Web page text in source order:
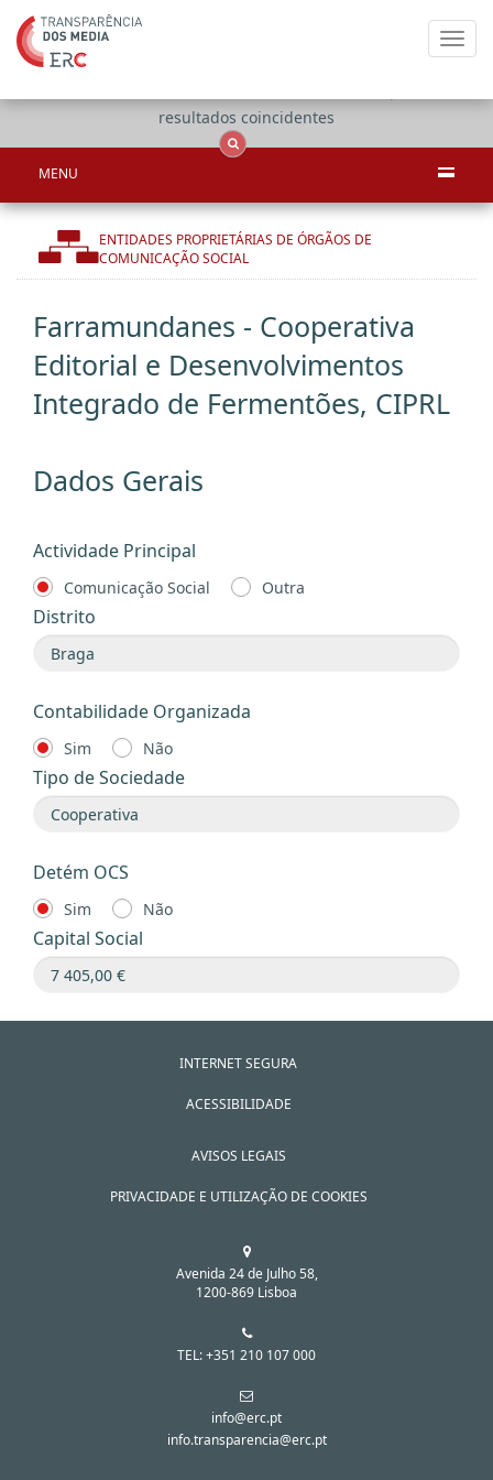
resultados coincidentes
MENU
ENTIDADES PROPRIETÁRIAS DE ÓRGÃOS DE
COMUNICAÇÃO SOCIAL
Farramundanes - Cooperativa
Editorial e Desenvolvimentos
Integrado de Fermentões, CIPRL
Dados Gerais
Actividade Principal
Comunicação Social Outra
Distrito
Contabilidade Organizada
Sim Não
Tipo de Sociedade
Detém OCS
Sim Não
Capital Social
INTERNET SEGURA
ACESSIBILIDADE
AVISOS LEGAIS
PRIVACIDADE E UTILIZAÇÃO DE COOKIES
Avenida 24 de Julho 58,
1200-869 Lisboa
TEL: +351 210 107 000
info@erc.pt
info.transparencia@erc.pt